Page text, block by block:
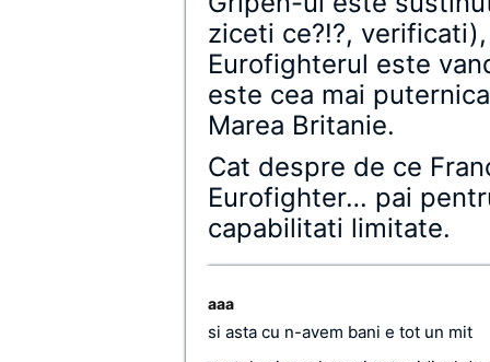
ziceti ce?!?,
Eurofighterul este
este cea mai
Marea Britanie.
Cat despre de ce
Eurofighter… pai
capabilitati limitate.
aaa
si asta cu n-avem bani e tot un mit